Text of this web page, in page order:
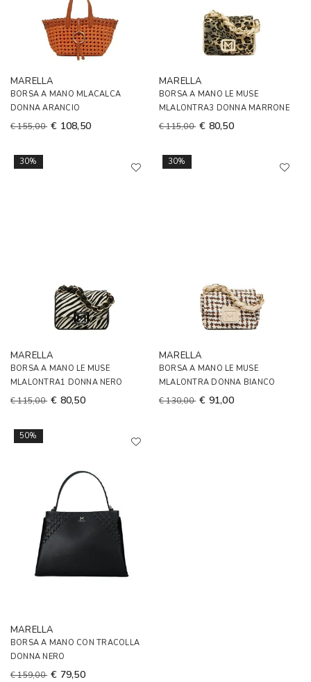
MARELLA
BORSA A MANO MLACALCA
DONNA ARANCIO
€ 155,00 € 108,50
MARELLA
BORSA A MANO LE MUSE
MLALONTRA3 DONNA MARRONE
€ 115,00 € 80,50
30%
MARELLA
BORSA A MANO LE MUSE
MLALONTRA1 DONNA NERO
€ 115,00 € 80,50
30%
MARELLA
BORSA A MANO LE MUSE
MLALONTRA DONNA BIANCO
€ 130,00 € 91,00
50%
MARELLA
BORSA A MANO CON TRACOLLA
DONNA NERO
€ 159,00 € 79,50